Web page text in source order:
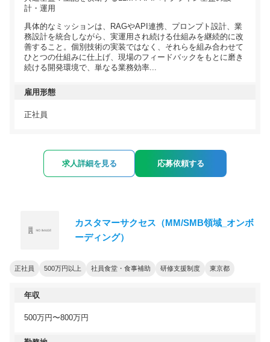
計・運用
具体的なミッションは、RAGやAPI連携、プロンプト設計、業
務設計を統合しながら、実運用され続ける仕組みを継続的に改
善すること。個別技術の実装ではなく、それらを組み合わせて
ひとつの仕組みに仕上げ、現場のフィードバックをもとに磨き
続ける開発環境で、単なる業務効率...
雇用形態
正社員
求人詳細を見る 応募依頼する
カスタマーサクセス（MM/SMB領域_オンボ
ーディング）
正社員 500万円以上 社員食堂・食事補助 研修支援制度 東京都
年収
500万円〜800万円